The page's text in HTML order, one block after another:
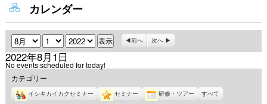
カレンダー
月 日 年 前へ 次へ
2022年8月1日
No events scheduled for today!
カテゴリー
イシキカイカクセミナー セミナー 研修・ツアー すべて